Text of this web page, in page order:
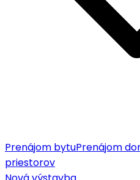
Prenájom bytuPrenájom
priestorov